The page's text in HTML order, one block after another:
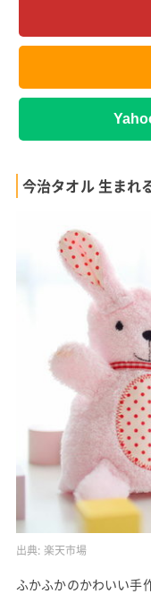
今治タオル 生まれ
出典: 楽天市場
ふかふかのかわいい手